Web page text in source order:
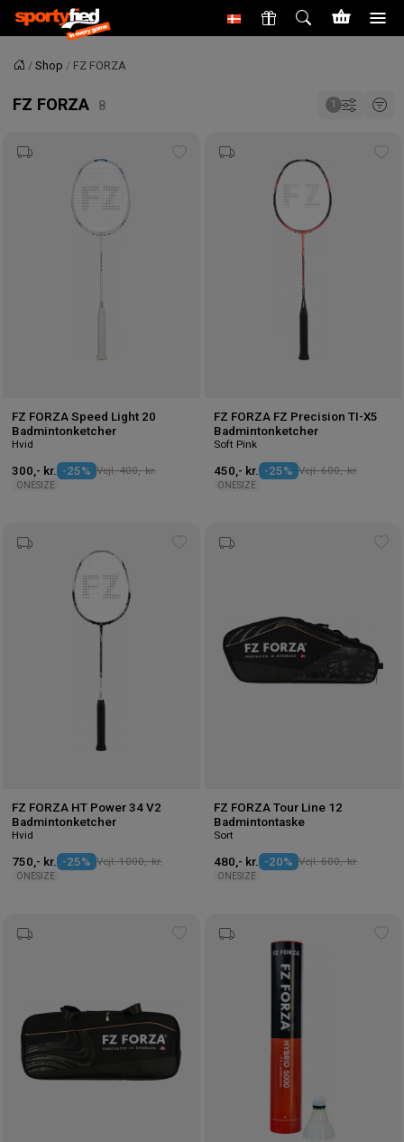
Forside
Shop FZ FORZA
FZ FORZA
FZ FORZA Speed Light 20
Badmintonketcher
Hvid
300,- kr. -25% Vejl. 400,- kr.
ONESIZE
FZ FORZA FZ Precision TI-X5
Badmintonketcher
Soft Pink
450,- kr. -25% Vejl. 600,- kr.
ONESIZE
FZ FORZA HT Power 34 V2
Badmintonketcher
Hvid
750,- kr. -25% Vejl. 1000,- kr.
ONESIZE
FZ FORZA Tour Line 12
Badmintontaske
Sort
480,- kr. -20% Vejl. 600,- kr.
ONESIZE